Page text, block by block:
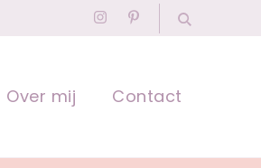
Over mij Contact